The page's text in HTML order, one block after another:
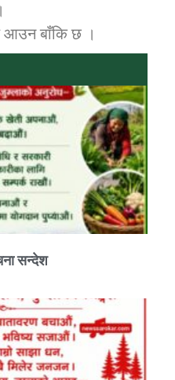
सन्देश
लैङ्गिक हिंसा
जुम्लाको सूचना
जुम्लाको सूचना
आउन बाँकि छ ।
सन्देश